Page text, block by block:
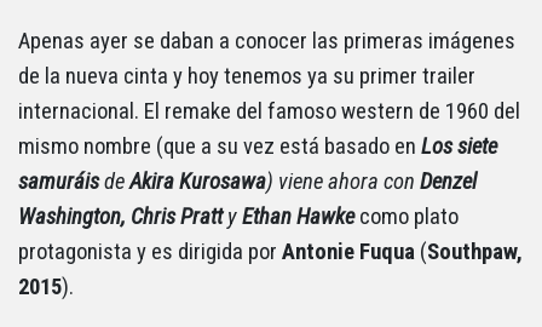
Apenas ayer se daban a conocer las primeras imágenes
de la nueva cinta y hoy tenemos ya su primer trailer
internacional. El remake del famoso western de 1960 del
mismo nombre (que a su vez está basado en Los siete
samuráisdeAkira Kurosawa) viene ahora con Denzel
Washington, Chris PrattyEthan Hawkecomo plato
protagonista y es dirigida por Antonie Fuqua (Southpaw,
2015).